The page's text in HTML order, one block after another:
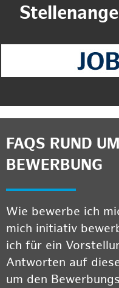
FAQS RUND
BEWERBUNG
Wie bewerbe ich
mich initiativ
ich für ein
Antworten auf
um den